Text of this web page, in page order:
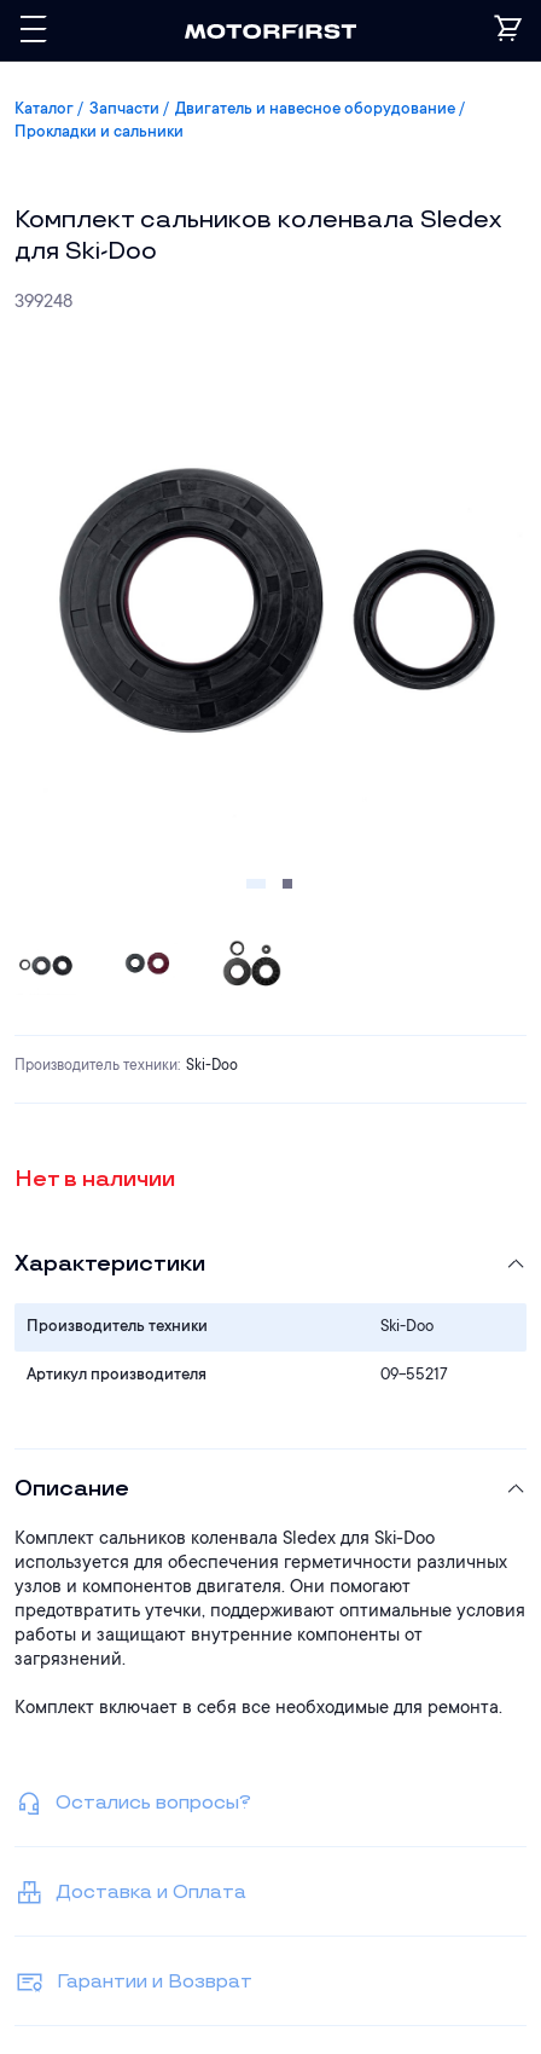
Каталог Запчасти
Двигатель и навесное оборудование
Прокладки и сальники
Комплект сальников коленвала Sledex
для Ski-Doo
399248
Производитель техники: Ski-Doo
Нет в наличии
Характеристики
Производитель техники Ski-Doo
Артикул производителя 09-55217
Описание
Комплект сальников коленвала Sledex для Ski-Doo
используется для обеспечения герметичности различных
узлов и компонентов двигателя. Они помогают
предотвратить утечки, поддерживают оптимальные условия
работы и защищают внутренние компоненты от
загрязнений.
Комплект включает в себя все необходимые для ремонта.
Остались вопросы?
Доставка и Оплата
Гарантии и Возврат